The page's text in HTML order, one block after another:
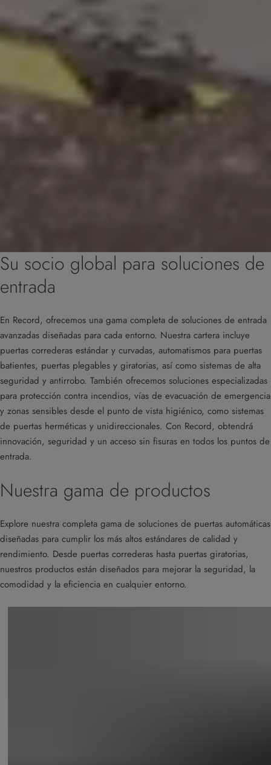
Su socio global para soluciones de
entrada
En Record, ofrecemos una gama completa de soluciones de entrada
avanzadas diseñadas para cada entorno. Nuestra cartera incluye
puertas correderas estándar y curvadas, automatismos para puertas
batientes, puertas plegables y giratorias, así como sistemas de alta
seguridad y antirrobo. También ofrecemos soluciones especializadas
para protección contra incendios, vías de evacuación de emergencia
y zonas sensibles desde el punto de vista higiénico, como sistemas
de puertas herméticas y unidireccionales. Con Record, obtendrá
innovación, seguridad y un acceso sin fisuras en todos los puntos de
entrada.
Nuestra gama de productos
Explore nuestra completa gama de soluciones de puertas automáticas
diseñadas para cumplir los más altos estándares de calidad y
rendimiento. Desde puertas correderas hasta puertas giratorias,
nuestros productos están diseñados para mejorar la seguridad, la
comodidad y la eficiencia en cualquier entorno.